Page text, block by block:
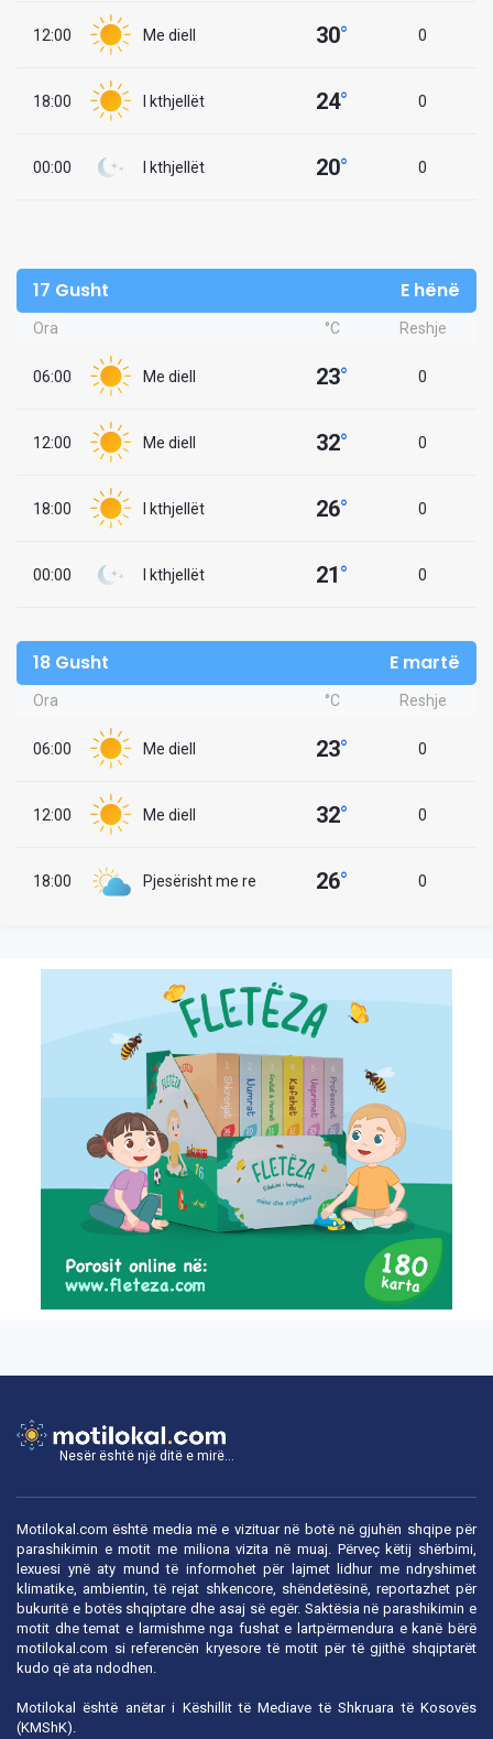
12:00 Me diell 30° 0
18:00 I kthjellët 24° 0
00:00 I kthjellët 20° 0
17 Gusht E hënë
Ora °C Reshje
06:00 Me diell 23° 0
12:00 Me diell 32° 0
18:00 I kthjellët 26° 0
00:00 I kthjellët 21° 0
18 Gusht E martë
Ora °C Reshje
06:00 Me diell 23° 0
12:00 Me diell 32° 0
18:00 Pjesërisht me re 26° 0
Nesër është një ditë e mirë...
Motilokal.com është media më e vizituar në botë në gjuhën shqipe për
parashikimin e motit me miliona vizita në muaj. Përveç këtij shërbimi,
lexuesi ynë aty mund të informohet për lajmet lidhur me ndryshimet
klimatike, ambientin, të rejat shkencore, shëndetësinë, reportazhet për
bukuritë e botës shqiptare dhe asaj së egër. Saktësia në parashikimin e
motit dhe temat e larmishme nga fushat e lartpërmendura e kanë bërë
motilokal.com si referencën kryesore të motit për të gjithë shqiptarët
kudo që ata ndodhen.
Motilokal është anëtar i Këshillit të Mediave të Shkruara të Kosovës
(KMShK).